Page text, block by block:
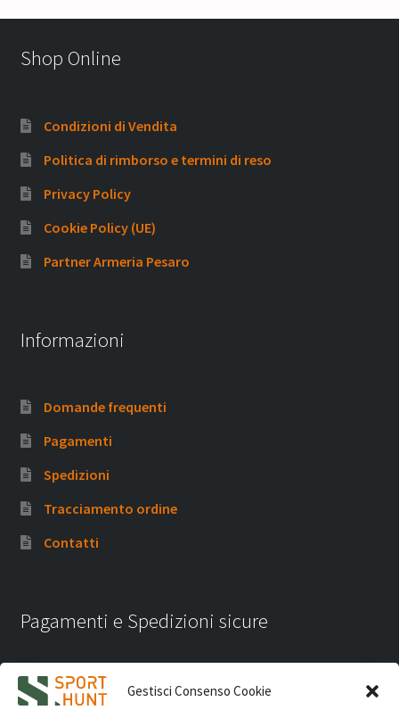
Gestisci Consenso Cookie
Shop Online
Condizioni di Vendita
Politica di rimborso e termini di reso
Privacy Policy
Cookie Policy (UE)
Partner Armeria Pesaro
Informazioni
Domande frequenti
Pagamenti
Spedizioni
Tracciamento ordine
Contatti
Pagamenti e Spedizioni sicure